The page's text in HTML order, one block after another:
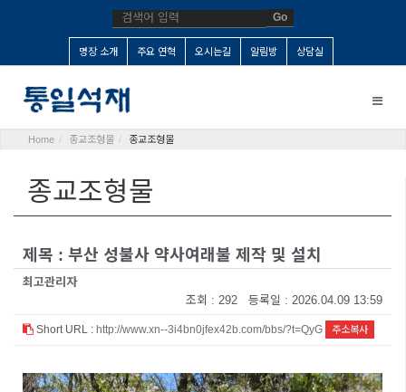
Go
명장 소개 주요 연혁 오시는길 알림방 상담실
Toggle
Home 종교조형물 종교조형물
종교조형물
제목 : 부산 성불사 약사여래불 제작 및 설치
최고관리자
조회 : 292 등록일 : 2026.04.09 13:59
Short URL : http://www.xn--3i4bn0jfex42b.com/bbs/?t=QyG 주소복사